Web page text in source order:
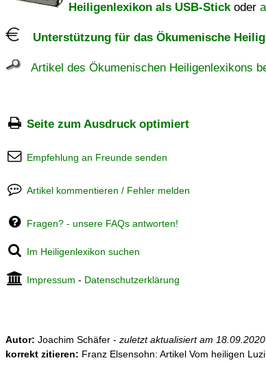
Heiligenlexikon als USB-Stickoder
Unterstützung für das Ökumenische
Artikel des Ökumenischen Heiligenlexikons
Seite zum Ausdruck optimiert
Empfehlung an Freunde senden
Artikel kommentieren / Fehler melden
Fragen? - unsere FAQs antworten!
Im Heiligenlexikon suchen
Impressum - Datenschutzerklärung
Autor: Joachim Schäfer - zuletzt aktualisiert am 18.09.2020
korrekt zitieren: Franz Elsensohn: Artikel Vom heiligen